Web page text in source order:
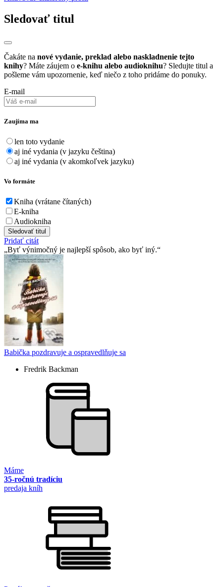
Sledovať titul
Čakáte na nové vydanie, preklad alebo naskladnenie tejto
knihy? Máte záujem o e-knihu alebo audioknihu? Sledujte titul a
pošleme vám upozornenie, keď niečo z toho pridáme do ponuky.
E-mail
Zaujíma ma
len toto vydanie
aj iné vydania (v jazyku čeština)
aj iné vydania (v akomkoľvek jazyku)
Vo formáte
Kniha (vrátane čítaných)
E-kniha
Audiokniha
Sledovať titul
Pridať citát
Byť výnimočný je najlepší spôsob, ako byť iný.
Babička pozdravuje a ospravedlňuje sa
Fredrik Backman
Máme
35-ročnú tradíciu
predaja kníh